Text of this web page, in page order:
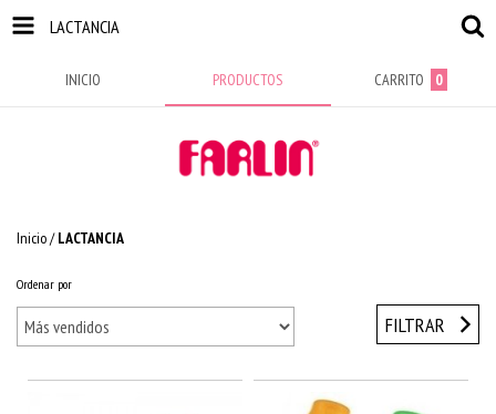
LACTANCIA
INICIO PRODUCTOS CARRITO 0
Inicio/ LACTANCIA
Ordenar por
FILTRAR